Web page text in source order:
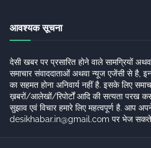
आवश्यक सूचना
देसी खबर पर प्रसारित होने वाले सामग्रियों
समाचार संवाददाताओं अथवा न्यूज एजेंसी से है,
का सहमत होना अनिवार्य नहीं है. इसके लिए
ख़बरों/आलेखों/रिपोर्टों आदि की सत्यता परख
सुझाव एवं विचार हमारे लिए महत्वपूर्ण है. आप
desikhabar.in@gmail.com पर भेज